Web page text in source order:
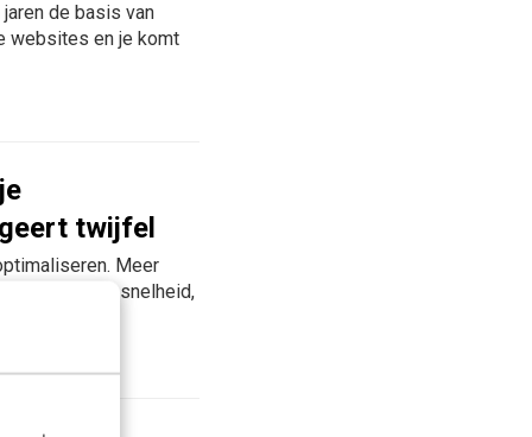
de basis van
websites en je komt
twijfel
Meer
ingericht op snelheid,